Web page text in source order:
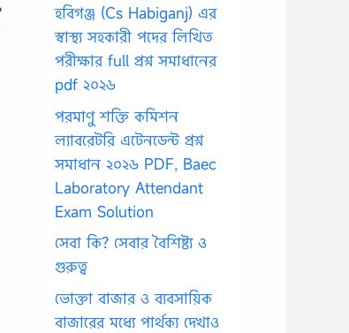
হবিগঞ্জ (Cs Habiganj) এর
স্বাস্থ্য সহকারী পদের লিখিত
পরীক্ষার full প্রশ্ন সমাধানের
pdf ২০২৬
পরমাণু শক্তি কমিশন
ল্যাবরেটরি এটেনডেন্ট প্রশ্ন
সমাধান ২০২৬ PDF, Baec
Laboratory Attendant
Exam Solution
সেবা কি? সেবার বৈশিষ্ট্য ও
গুরুত্ব
ভোক্তা বাজার ও ব্যবসায়িক
বাজারের মধ্যে পার্থক্য দেখাও